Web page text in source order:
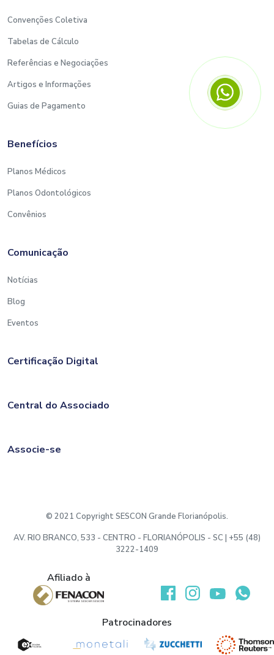
Convenções Coletiva
Tabelas de Cálculo
Referências e Negociações
Artigos e Informações
Guias de Pagamento
Benefícios
Planos Médicos
Planos Odontológicos
Convênios
Comunicação
Notícias
Blog
Eventos
Certificação Digital
Central do Associado
Associe-se
© 2021 Copyright SESCON Grande Florianópolis.
AV. RIO BRANCO, 533 - CENTRO - FLORIANÓPOLIS - SC | +55 (48)
3222-1409
Afiliado à
Desenvolvido por:
Patrocinadores